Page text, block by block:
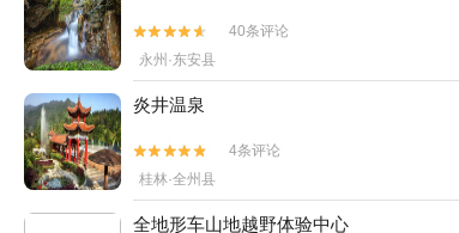


40条评论
永州·东安县
炎井温泉


4条评论
桂林·全州县
全地形车山地越野体验中心